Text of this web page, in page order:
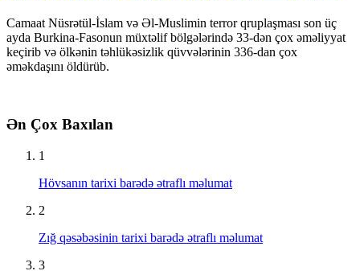
Camaat Nüsrətül-İslam və Əl-Muslimin terror qruplaşması son üç
ayda Burkina-Fasonun müxtəlif bölgələrində 33-dən çox əməliyyat
keçirib və ölkənin təhlükəsizlik qüvvələrinin 336-dan çox
əməkdaşını öldürüb.
Ən Çox Baxılan
1
Hövsanın tarixi barədə ətraflı məlumat
2
Zığ qəsəbəsinin tarixi barədə ətraflı məlumat
3